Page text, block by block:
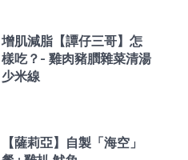
增肌減脂【譚仔三哥】怎
樣吃？- 雞肉豬膶雜菜清湯
少米線
【薩莉亞】自製「海空」